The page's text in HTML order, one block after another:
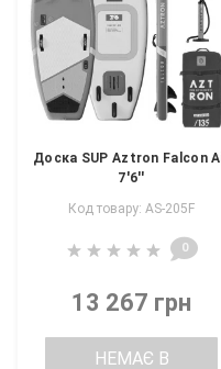
Доска SUP Aztron Falcon
7'6''
Код товару: AS-205F
0
13 267 грн
НЕМАЄ В